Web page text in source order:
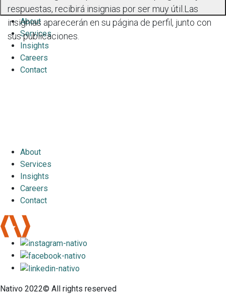
About
Services
Insights
Careers
Contact
respuestas, recibirá insignias por ser muy útil.Las
insignias aparecerán en su página de perfil, junto con
sus publicaciones.
About
Services
Insights
Careers
Contact
Nativo 2022© All rights reserved